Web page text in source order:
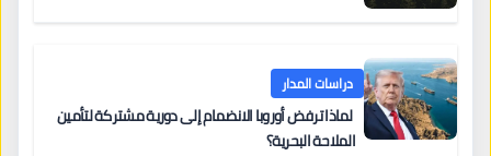
دراسات المدار
لماذا ترفض أوروبا الانضمام إلى دورية مشتركة لتأمين
الملاحة البحرية؟